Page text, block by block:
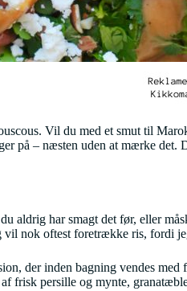
Vil du med et smut til
på – næsten uden at mærke
aldrig har smagt det før, eller
vil nok oftest foretrække ris, fordi
der inden bagning vendes
frisk persille og mynte,